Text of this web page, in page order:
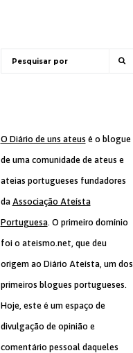
O Diário de uns ateus é o blogue
de uma comunidade de ateus e
ateias portugueses fundadores
da Associação Ateísta
Portuguesa. O primeiro domínio
foi o ateismo.net, que deu
origem ao Diário Ateísta, um dos
primeiros blogues portugueses.
Hoje, este é um espaço de
divulgação de opinião e
comentário pessoal daqueles